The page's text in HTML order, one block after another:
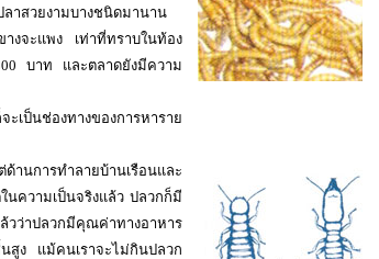
ลาสวยงามบางชนิดมานาน
งจะแพง เท่าที่ทราบในท้อง
บาท และตลาดยังมีความ
เป็นช่องทางของการหาราย
การทำลายบ้านเรือนและ
นความเป็นจริงแล้ว ปลวกก็มี
วว่าปลวกมีคุณค่าทางอาหาร
สูง แม้คนเราจะไม่กินปลวก